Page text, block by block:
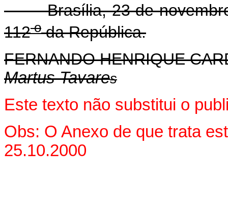
Brasília, 23 de novembro
112oda República.
FERNANDO HENRIQUE
Martus Tavares
Este texto não substitui o
Obs: O Anexo de que trata
25.10.2000